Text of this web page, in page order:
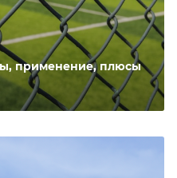
применение, плюсы